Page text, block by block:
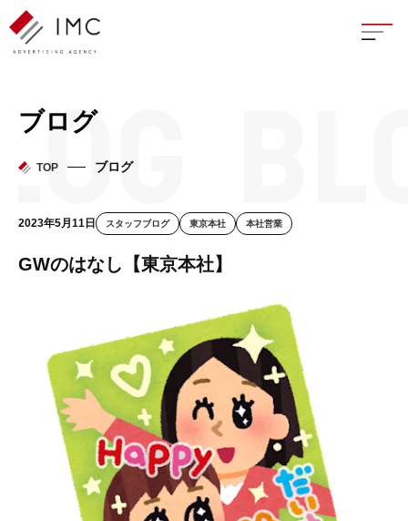
座談
ブログ
TOP ブログ
2023年5月11日 スタッフブログ 東京本社 本社営業
GWのはなし【東京本社】